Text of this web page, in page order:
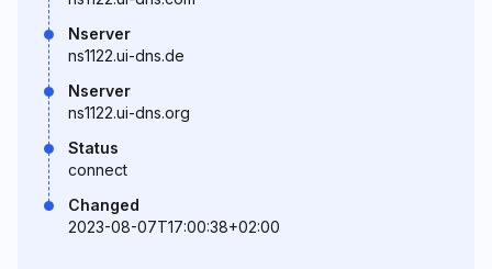
Nserver
ns1122.ui-dns.de
Nserver
ns1122.ui-dns.org
Status
connect
Changed
2023-08-07T17:00:38+02:00